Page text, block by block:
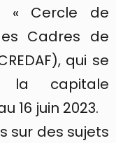
« Cercle de
Cadres de
qui se
la capitale
16 juin 2023.
sur des sujets